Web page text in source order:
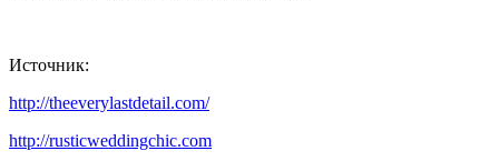
Источник:
http://theeverylastdetail.com/
http://rusticweddingchic.com